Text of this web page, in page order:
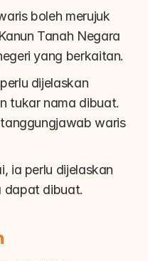
boleh merujuk
Tanah Negara
yang berkaitan.
dijelaskan
tukar nama dibuat.
waris
ia perlu dijelaskan
dapat dibuat.